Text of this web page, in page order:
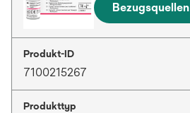
Bezugsquellen
Produkt-ID
7100215267
Produkttyp